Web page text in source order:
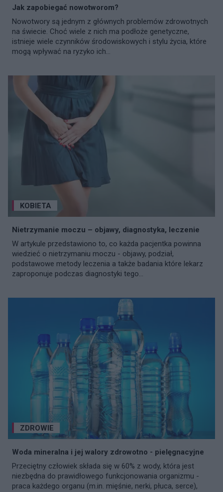
Jak zapobiegać nowotworom?
Nowotwory są jednym z głównych problemów zdrowotnych
na świecie. Choć wiele z nich ma podłoże genetyczne,
istnieje wiele czynników środowiskowych i stylu życia, które
mogą wpływać na ryzyko ich...
KOBIETA
Nietrzymanie moczu – objawy, diagnostyka, leczenie
W artykule przedstawiono to, co każda pacjentka powinna
wiedzieć o nietrzymaniu moczu - objawy, podział,
podstawowe metody leczenia a także badania które lekarz
zaproponuje podczas diagnostyki tego...
ZDROWIE
Woda mineralna i jej walory zdrowotno - pielęgnacyjne
Przeciętny człowiek składa się w 60% z wody, która jest
niezbędna do prawidłowego funkcjonowania organizmu -
praca każdego organu (m.in. mięśnie, nerki, płuca, serce),